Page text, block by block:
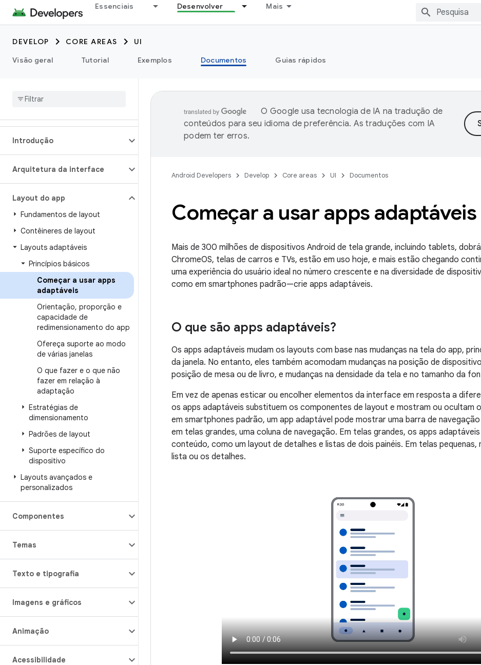
Essenciais Desenvolver Mais
DEVELOP CORE AREAS
UI
Visão geral
Tutorial Exemplos Documentos Guias rápidos
Introdução
Arquitetura da interface
Layout do app
Fundamentos de layout
Contêineres de layout
Layouts adaptáveis
Princípios básicos
Começar a usar apps
adaptáveis
Orientação, proporção e
capacidade de
redimensionamento do app
Ofereça suporte ao modo
de várias janelas
O que fazer e o que não
fazer em relação à
adaptação
Estratégias de
dimensionamento
Padrões de layout
Suporte específico do
dispositivo
Layouts avançados e
personalizados
Componentes
Temas
Texto e tipografia
Imagens e gráficos
Animação
Acessibilidade
O Google usa tecnologia de IA na tradução de
conteúdos para seu idioma de preferência. As traduções com IA
podem ter erros.
Android Developers Develop Core areas UI Documentos
Começar a usar apps adaptáveis
Mais de 300 milhões de dispositivos Android de tela grande, incluindo tablets,
ChromeOS, telas de carros e TVs, estão em uso hoje, e mais estão chegando
uma experiência do usuário ideal no número crescente e na diversidade de
como em smartphones padrão—crie apps adaptáveis.
O que são apps adaptáveis?
Os apps adaptáveis mudam os layouts com base nas mudanças na tela do app,
da janela. No entanto, eles também acomodam mudanças na posição de
posição de mesa ou de livro, e mudanças na densidade da tela e no tamanho da
Em vez de apenas esticar ou encolher elementos da interface em resposta a
os apps adaptáveis substituem os componentes de layout e mostram ou ocultam
em smartphones padrão, um app adaptável pode mostrar uma barra de
em telas grandes, uma coluna de navegação. Em telas grandes, os apps
conteúdo, como um layout de detalhes e listas de dois painéis. Em telas pequenas,
lista ou os detalhes.